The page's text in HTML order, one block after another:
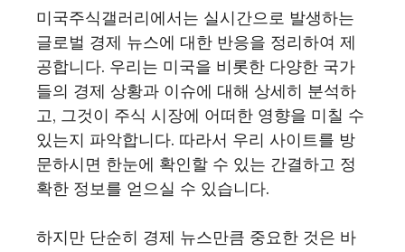
미국주식갤러리에서는 실시간으로 발생하는
글로벌 경제 뉴스에 대한 반응을 정리하여 제
공합니다. 우리는 미국을 비롯한 다양한 국가
들의 경제 상황과 이슈에 대해 상세히 분석하
고, 그것이 주식 시장에 어떠한 영향을 미칠 수
있는지 파악합니다. 따라서 우리 사이트를 방
문하시면 한눈에 확인할 수 있는 간결하고 정
확한 정보를 얻으실 수 있습니다.
하지만 단순히 경제 뉴스만큼 중요한 것은 바